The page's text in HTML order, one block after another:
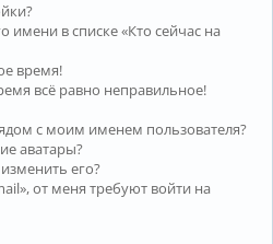
имени в списке «Кто сейчас на
время!
всё равно неправильное!
с моим именем пользователя?
аватары?
его?
от меня требуют войти на